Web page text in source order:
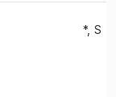
*, S